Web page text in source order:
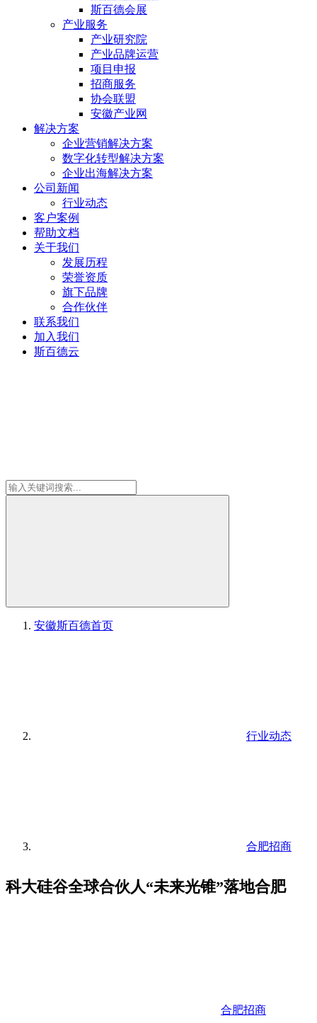
斯百德会展
产业服务
产业研究院
产业品牌运营
项目申报
招商服务
协会联盟
安徽产业网
解决方案
企业营销解决方案
数字化转型解决方案
企业出海解决方案
公司新闻
行业动态
客户案例
帮助文档
关于我们
发展历程
荣誉资质
旗下品牌
合作伙伴
联系我们
加入我们
斯百德云
安徽斯百德首页
行业动态
合肥招商
科大硅谷全球合伙人“未来光锥”落地合肥
合肥招商